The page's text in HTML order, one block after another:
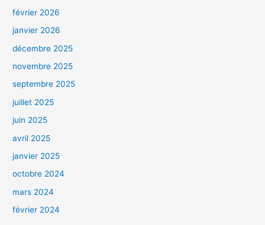
février 2026
janvier 2026
décembre 2025
novembre 2025
septembre 2025
juillet 2025
juin 2025
avril 2025
janvier 2025
octobre 2024
mars 2024
février 2024